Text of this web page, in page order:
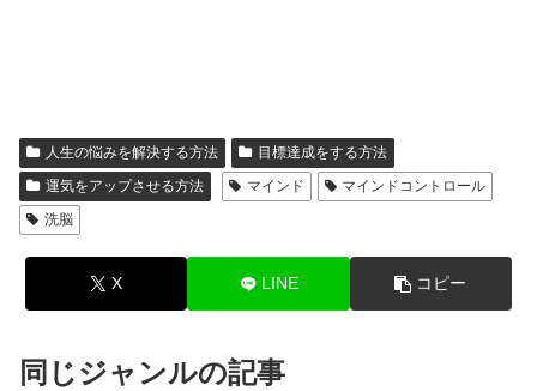
人生の悩みを解決する方法
目標達成をする方法
運気をアップさせる方法
マインド
マインドコントロール
洗脳
X LINE コピー
同じジャンルの記事